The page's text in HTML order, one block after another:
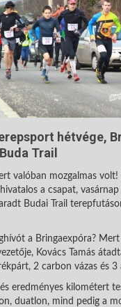
hétvége,
Trail
valóban mozgalmas volt!
a csapat, vasárnap
Budai Trail
a Bringaexpóra? Mert
Kovács Tamás
2 carbon vázas és 3
eredményes kilométert
duatlon, mind pedig a